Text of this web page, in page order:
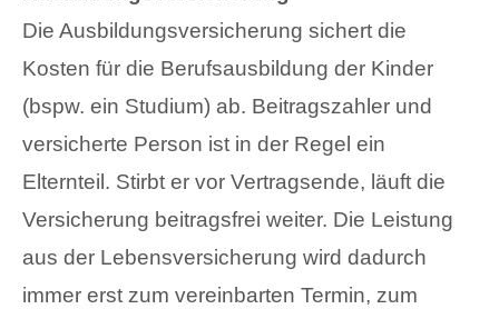
Die Ausbildungsversicherung sichert die
Kosten für die Berufsausbildung der Kinder
(bspw. ein Studium) ab. Beitragszahler und
versicherte Person ist in der Regel ein
Elternteil. Stirbt er vor Vertragsende, läuft die
Versicherung beitragsfrei weiter. Die Leistung
aus der Lebensversicherung wird dadurch
immer erst zum vereinbarten Termin, zum